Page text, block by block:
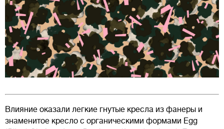
Влияние оказали легкие гнутые кресла из фанеры и
знаменитое кресло с органическими формами Egg